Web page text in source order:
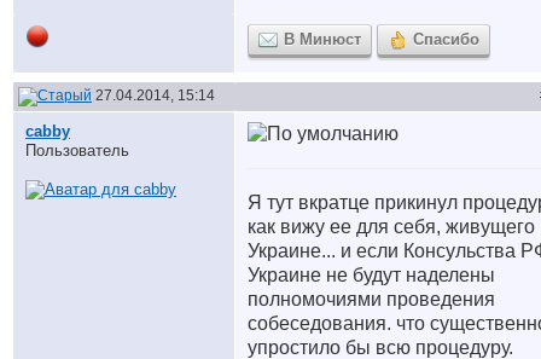
В Минюст Спасибо
27.04.2014, 15:14
cabby
Пользователь
Я тут вкратце прикинул
как вижу ее для себя, живущего
Украине... и если Консульства
Украине не будут наделены
полномочиями проведения
собеседования. что
упростило бы всю процедуру.